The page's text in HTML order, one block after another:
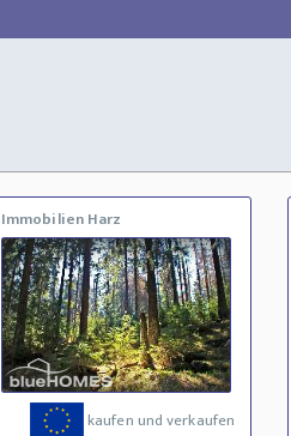
Immobilien Harz
kaufen und verkaufen